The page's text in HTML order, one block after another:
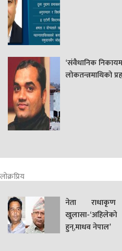
‘संवैधानिक
लोकतन्त्रमाथिको
लोक्रप्रिय
नेता
खुलासा-
हुन्,माधव नेपाल’